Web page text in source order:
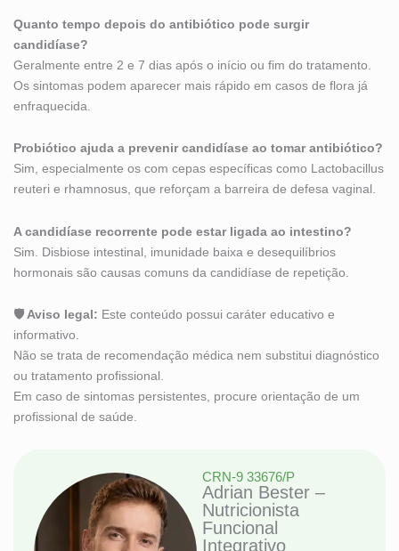
Quanto tempo depois do antibiótico pode surgir
candidíase?
Geralmente entre 2 e 7 dias após o início ou fim do tratamento.
Os sintomas podem aparecer mais rápido em casos de flora já
enfraquecida.
Probiótico ajuda a prevenir candidíase ao tomar antibiótico?
Sim, especialmente os com cepas específicas como Lactobacillus
reuteri e rhamnosus, que reforçam a barreira de defesa vaginal.
A candidíase recorrente pode estar ligada ao intestino?
Sim. Disbiose intestinal, imunidade baixa e desequilíbrios
hormonais são causas comuns da candidíase de repetição.
🛡 Aviso legal: Este conteúdo possui caráter educativo e
informativo.
Não se trata de recomendação médica nem substitui diagnóstico
ou tratamento profissional.
Em caso de sintomas persistentes, procure orientação de um
profissional de saúde.
CRN-9 33676/P
Adrian Bester –
Nutricionista
Funcional
Integrativo